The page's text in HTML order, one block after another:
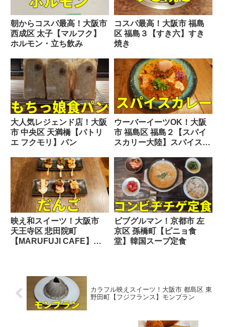
朝からコスパ最高！大阪市
西成区 太子【マルフク】
ホルモン・立ち飲み
コスパ最高！大阪市 福島
区 福島３【すき六】すき
焼き
大人気レジェンド店！大阪
市 中央区 天満橋【パトリ
エ フクモリ】パン
ウーバーイーツOK！大阪
市 福島区 福島２【スパイ
スカリー大陸】スパイスカ
映え和スイーツ！大阪市
天王寺区 悲田院町
【MARUFUJI CAFE】だ
ビブグルマン！京都市 左
京区 孫橋町【ピニョ食
堂】韓国スープ定食
カラフル映えスイーツ！大阪市 都島区 東
野田町【フジフランス】モンブラン